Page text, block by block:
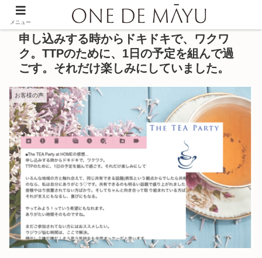
申し込みする時からドキドキで、ワクワ
ク。TTPのために、1日の予定を組んで過
ごす。それだけ楽しみにしていました。
お客様の声
メニュー